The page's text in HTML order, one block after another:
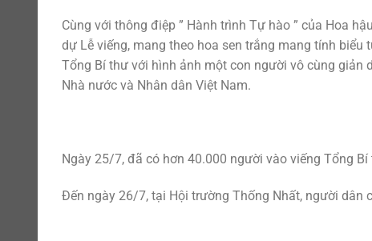
Cùng với thông điệp ” Hành trình Tự hào ” của Hoa
dự Lễ viếng, mang theo hoa sen trắng mang tính
Tổng Bí thư với hình ảnh một con người vô cùng giản
Nhà nước và Nhân dân Việt Nam.
Ngày 25/7, đã có hơn 40.000 người vào viếng Tổng
Đến ngày 26/7, tại Hội trường Thống Nhất, người dân